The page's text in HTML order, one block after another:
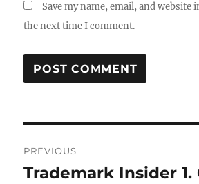
Save my name, email, and
the next time I comment.
navigation
PREVIOUS
Previous
Trademark Insider 1.